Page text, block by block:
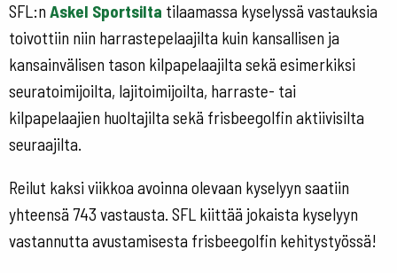
SFL:n Askel Sportsilta tilaamassa kyselyssä vastauksia
toivottiin niin harrastepelaajilta kuin kansallisen ja
kansainvälisen tason kilpapelaajilta sekä esimerkiksi
seuratoimijoilta, lajitoimijoilta, harraste- tai
kilpapelaajien huoltajilta sekä frisbeegolfin aktiivisilta
seuraajilta.
Reilut kaksi viikkoa avoinna olevaan kyselyyn saatiin
yhteensä 743 vastausta. SFL kiittää jokaista kyselyyn
vastannutta avustamisesta frisbeegolfin kehitystyössä!